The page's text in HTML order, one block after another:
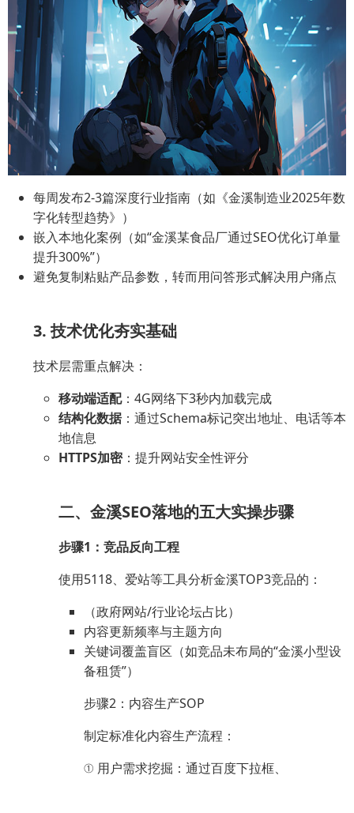
每周发布2-3篇深度行业指南（如《金溪制造业2025年数
字化转型趋势》）
嵌入本地化案例（如“金溪某食品厂通过SEO优化订单量
提升300%”）
避免复制粘贴产品参数，转而用问答形式解决用户痛点
3. 技术优化夯实基础
技术层需重点解决：
移动端适配：4G网络下3秒内加载完成
结构化数据：通过Schema标记突出地址、电话等本
地信息
HTTPS加密：提升网站安全性评分
二、金溪SEO落地的五大实操步骤
步骤1：竞品反向工程
使用5118、爱站等工具分析金溪TOP3竞品的：
（政府网站/行业论坛占比）
内容更新频率与主题方向
关键词覆盖盲区（如竞品未布局的“金溪小型设
备租赁”）
步骤2：内容生产SOP
制定标准化内容生产流程：
① 用户需求挖掘：通过百度下拉框、